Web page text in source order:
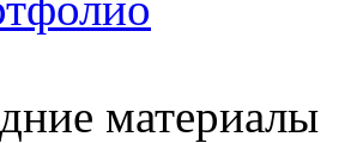
материалы